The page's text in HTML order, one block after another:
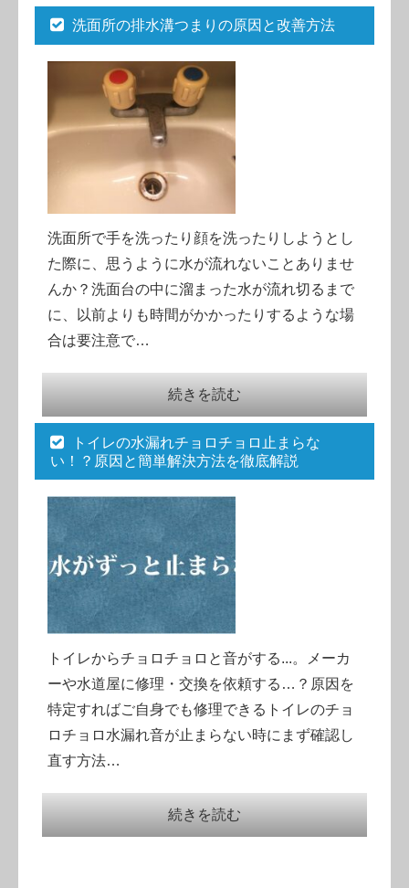
洗面所の排水溝つまりの原因と改善方法
洗面所で手を洗ったり顔を洗ったりしようとし
た際に、思うように水が流れないことありませ
んか？洗面台の中に溜まった水が流れ切るまで
に、以前よりも時間がかかったりするような場
合は要注意で…
続きを読む
トイレの水漏れチョロチョロ止まらな
い！？原因と簡単解決方法を徹底解説
トイレからチョロチョロと音がする...。メーカ
ーや水道屋に修理・交換を依頼する…？原因を
特定すればご自身でも修理できるトイレのチョ
ロチョロ水漏れ音が止まらない時にまず確認し
直す方法…
続きを読む